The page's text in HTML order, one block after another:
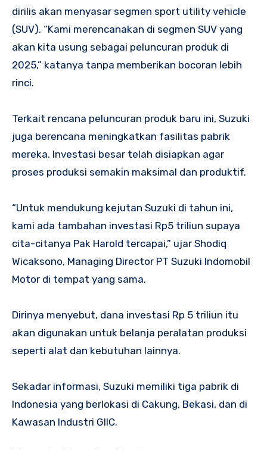
dirilis akan menyasar segmen sport utility vehicle
(SUV). “Kami merencanakan di segmen SUV yang
akan kita usung sebagai peluncuran produk di
2025,” katanya tanpa memberikan bocoran lebih
rinci.
Terkait rencana peluncuran produk baru ini, Suzuki
juga berencana meningkatkan fasilitas pabrik
mereka. Investasi besar telah disiapkan agar
proses produksi semakin maksimal dan produktif.
“Untuk mendukung kejutan Suzuki di tahun ini,
kami ada tambahan investasi Rp5 triliun supaya
cita-citanya Pak Harold tercapai,” ujar Shodiq
Wicaksono, Managing Director PT Suzuki Indomobil
Motor di tempat yang sama.
Dirinya menyebut, dana investasi Rp 5 triliun itu
akan digunakan untuk belanja peralatan produksi
seperti alat dan kebutuhan lainnya.
Sekadar informasi, Suzuki memiliki tiga pabrik di
Indonesia yang berlokasi di Cakung, Bekasi, dan di
Kawasan Industri GIIC.